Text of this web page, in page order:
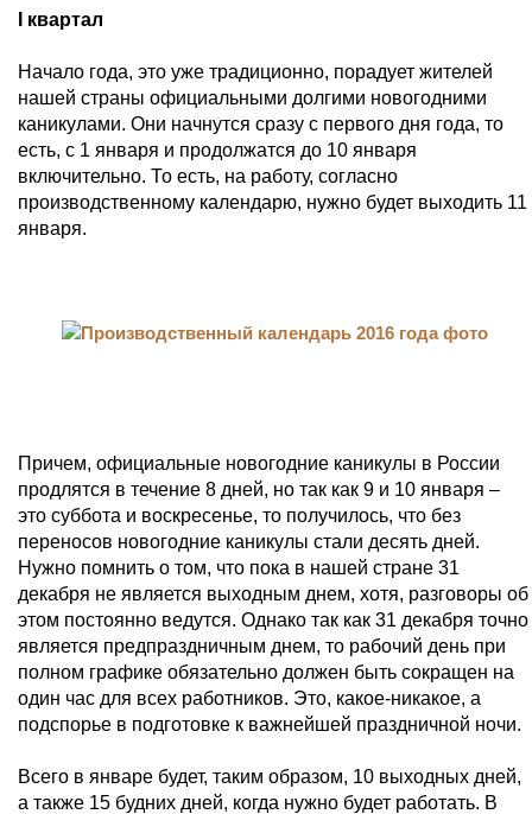
I квартал
Начало года, это уже традиционно, порадует жителей
нашей страны официальными долгими новогодними
каникулами. Они начнутся сразу с первого дня года, то
есть, с 1 января и продолжатся до 10 января
включительно. То есть, на работу, согласно
производственному календарю, нужно будет выходить 11
января.
Причем, официальные новогодние каникулы в России
продлятся в течение 8 дней, но так как 9 и 10 января –
это суббота и воскресенье, то получилось, что без
переносов новогодние каникулы стали десять дней.
Нужно помнить о том, что пока в нашей стране 31
декабря не является выходным днем, хотя, разговоры об
этом постоянно ведутся. Однако так как 31 декабря точно
является предпраздничным днем, то рабочий день при
полном графике обязательно должен быть сокращен на
один час для всех работников. Это, какое-никакое, а
подспорье в подготовке к важнейшей праздничной ночи.
Всего в январе будет, таким образом, 10 выходных дней,
а также 15 будних дней, когда нужно будет работать. В